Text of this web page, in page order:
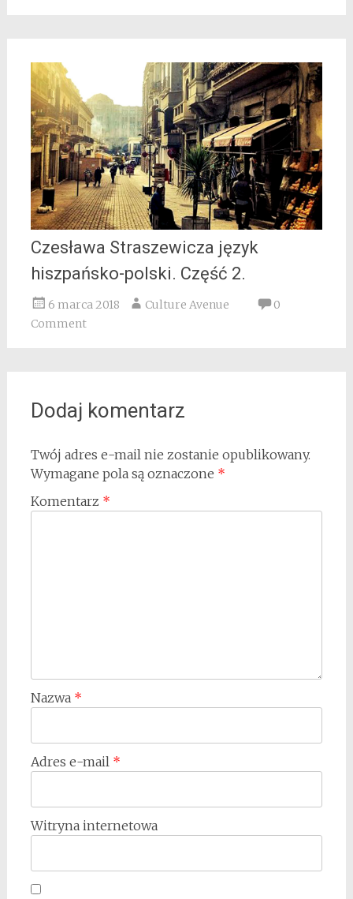
Czesława Straszewicza język
hiszpańsko-polski. Część 2.
6 marca 2018 Culture Avenue
0
Comment
Dodaj komentarz
Twój adres e-mail nie zostanie opublikowany.
Wymagane pola są oznaczone *
Komentarz *
Nazwa *
Adres e-mail *
Witryna internetowa